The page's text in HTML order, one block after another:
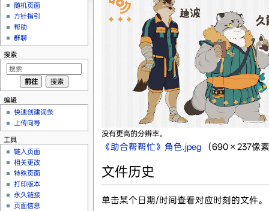
没有更高的分辨率。
《助合帮帮忙》角色.jpeg‎ （690 × 237像
文件历史
单击某个日期/时间查看对应时刻的文件。
随机页面
方针指引
帮助
群聊
搜索
编辑
快速创建词条
上传向导
工具
链入页面
相关更改
特殊页面
打印版本
永久链接
页面信息